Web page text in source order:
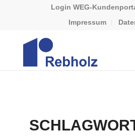
Login WEG-
Impressum